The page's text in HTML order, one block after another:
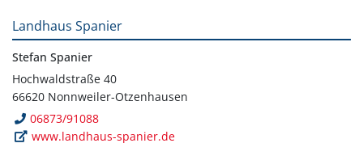
Landhaus Spanier
Stefan Spanier
Hochwaldstraße 40
66620 Nonnweiler-Otzenhausen
06873/91088
www.landhaus-spanier.de